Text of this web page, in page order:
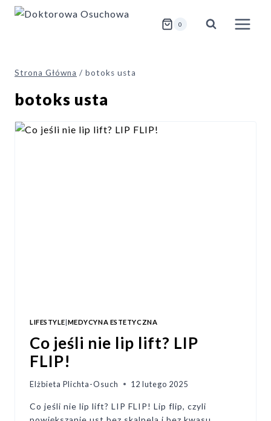
Przejdź
0
Strona Główna / botoks usta
botoks usta
LIFESTYLE MEDYCYNA ESTETYCZNA
Co jeśli nie lip lift? LIP
FLIP!
Elżbieta Plichta-Osuch 12 lutego 2025
Co jeśli nie lip lift? LIP FLIP! Lip flip, czyli